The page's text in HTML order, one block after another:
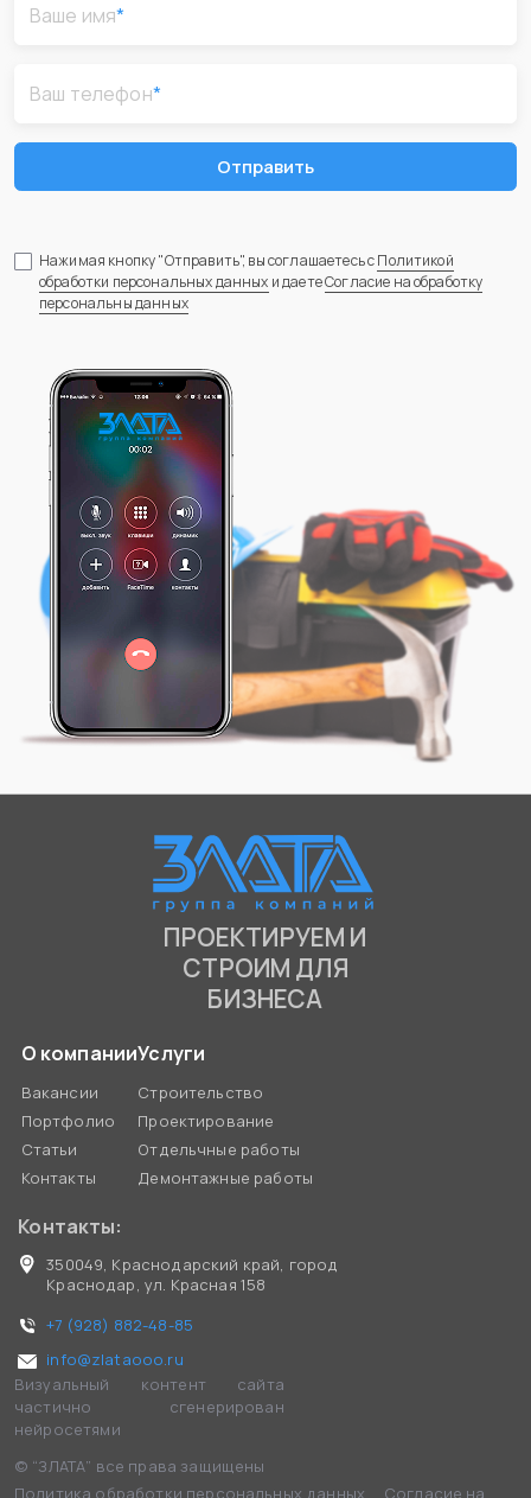
Ваше имя*
Ваш телефон*
Отправить
Нажимая кнопку "Отправить", вы соглашаетесь сПолитикой
обработки персональных данных и даетеСогласие на обработку
персональны данных
ПРОЕКТИРУЕМ И
СТРОИМ ДЛЯ
БИЗНЕСА
О компании
Вакансии
Портфолио
Статьи
Контакты
Услуги
Строительство
Проектирование
Отдельчные работы
Демонтажные работы
Контакты:
350049, Краснодарский край, город
Краснодар, ул. Красная 158
+7 (928) 882-48-85
info@zlataooo.ru
Визуальный контент сайта
частично сгенерирован
нейросетями
© “ЗЛАТА” все права защищены
Политика обработки персональных данных
Согласие на